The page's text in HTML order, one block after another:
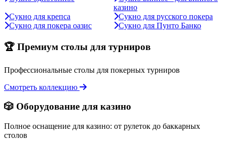
казино
Сукно для крепса
Сукно для русского покера
Сукно для покера оазис
Сукно для Пунто Банко
🏆 Премиум столы для турниров
Профессиональные столы для покерных турниров
Смотреть коллекцию
🎲 Оборудование для казино
Полное оснащение для казино: от рулеток до баккарных
столов